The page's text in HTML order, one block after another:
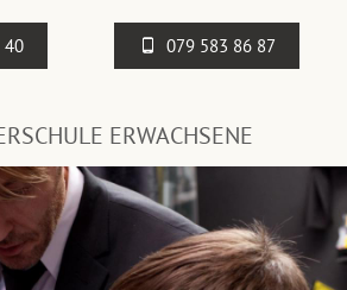
40 079 583 86 87
ERWACHSENE